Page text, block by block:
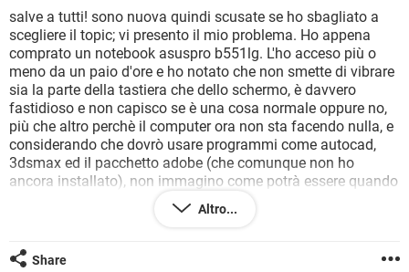
HARDWARE
INSTAGRAM
TIKTOK FACEBOOK
HARDWARE
iOS WINDOWS 10
INSTAGRAM WHATSAPP
TIKTOK FACEBOOK
HARDWARE
COVID-19
INTRATTENIMENTO ANDROID
iOS WINDOWS 10
INSTAGRAM
TIKTOK FACEBOOK
HARDWARE
salve a tutti! sono nuova quindi scusate se ho sbagliato a
scegliere il topic; vi presento il mio problema. Ho appena
comprato un notebook asuspro b551lg. L'ho acceso più o
meno da un paio d'ore e ho notato che non smette di vibrare
sia la parte della tastiera che dello schermo, è davvero
fastidioso e non capisco se è una cosa normale oppure no,
più che altro perchè il computer ora non sta facendo nulla, e
considerando che dovrò usare programmi come autocad,
3dsmax ed il pacchetto adobe (che comunque non ho
ancora installato), non immagino come potrà essere quando
ci lavorerò su. Vorrei appunto capire se questa vibrazione
non so se della ventola o cos'altro è normale.
Altro...
Share